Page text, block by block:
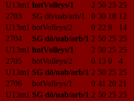
U13m1 hotVolleys/1 2 50 25 25
2703
SG dö/uab/arb/1 0 30 18 12
U13m1 hotVolleys/2 0 22 8
14
2704
SG dö/uab/arb/1 2 50 25 25
U13m1 hotVolleys/1 2 50 25 25
2705
hotVolleys/2 0 13 9
4
U13m1 SG dö/uab/arb/1 2 50 25 25
2706
hotVolleys/1 0 41 20 21
U13m1 SG dö/uab/arb/1 2 50 25 25